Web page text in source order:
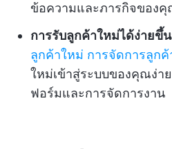
ข้อความและภารกิจของ
การรับลูกค้าใหม่ได้ง่ายขึ้น
ลูกค้าใหม่ การจัดการลูกค้
ใหม่เข้าสู่ระบบของคุณง่า
ฟอร์มและการจัดการงาน